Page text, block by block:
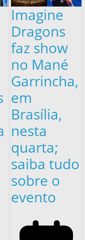
Imagine
Dragons
faz show
no Mané
Garrincha,
em
Brasília,
nesta
quarta;
saiba tudo
sobre o
evento